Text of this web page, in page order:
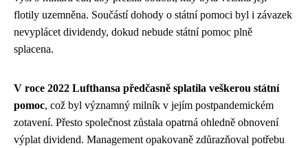
flotily uzemněna. Součástí dohody o státní pomoci byl i závazek
nevyplácet dividendy, dokud nebude státní pomoc plně
splacena.
V roce 2022 Lufthansa předčasně splatila veškerou státní
pomoc, což byl významný milník v jejím postpandemickém
zotavení. Přesto společnost zůstala opatrná ohledně obnovení
výplat dividend. Management opakovaně zdůrazňoval potřebu